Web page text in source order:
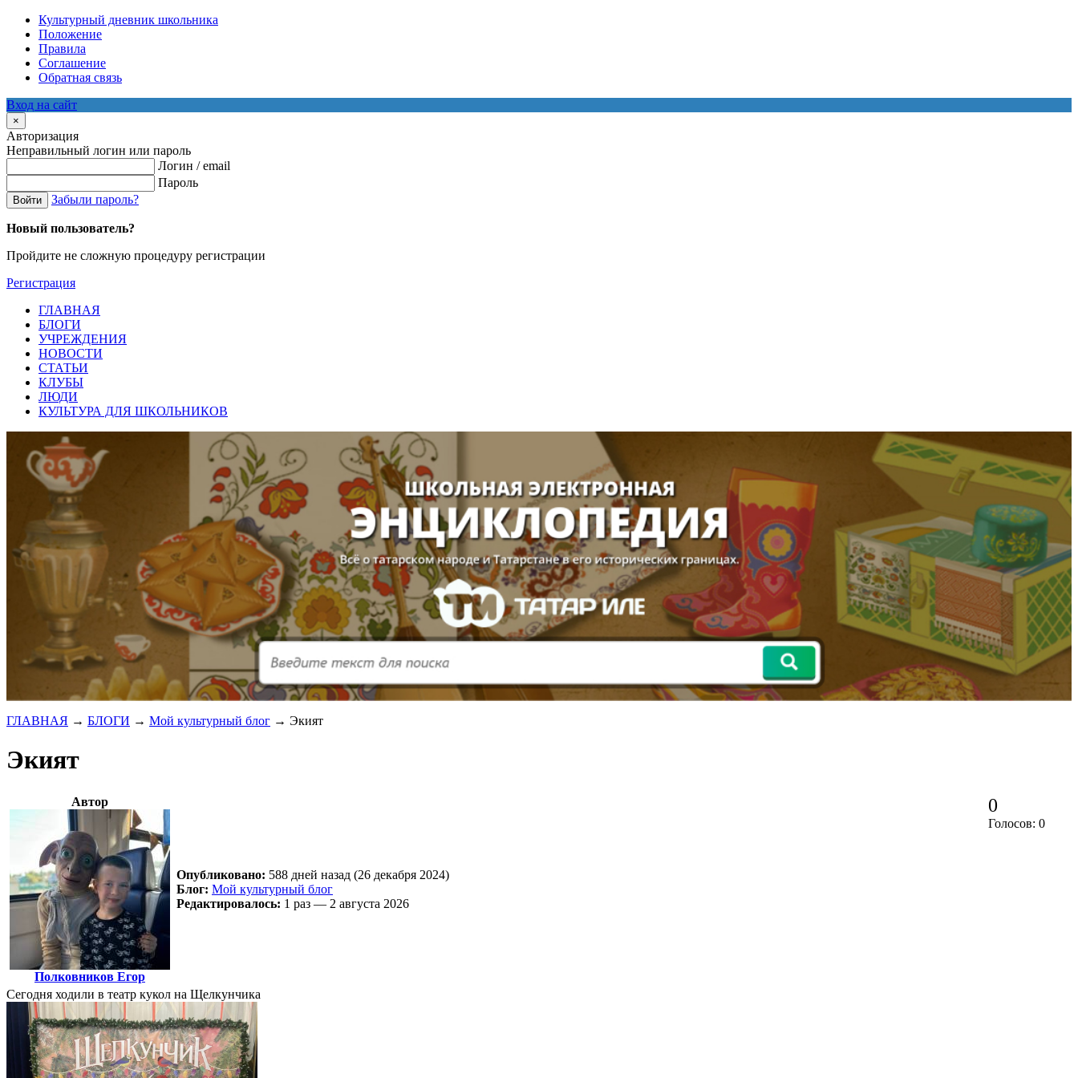
Культурный дневник школьника
Положение
Правила
Соглашение
Обратная связь
Вход на сайт
×
Авторизация
Неправильный логин или пароль
Логин / email
Пароль
Войти Забыли пароль?
Новый пользователь?
Пройдите не сложную процедуру регистрации
Регистрация
ГЛАВНАЯ
БЛОГИ
УЧРЕЖДЕНИЯ
НОВОСТИ
СТАТЬИ
КЛУБЫ
ЛЮДИ
КУЛЬТУРА ДЛЯ ШКОЛЬНИКОВ
ГЛАВНАЯ → БЛОГИ → Мой культурный блог → Экият
Экият
Автор
Полковников Егор
Опубликовано: 588 дней назад (26 декабря 2024)
Блог: Мой культурный блог
Редактировалось: 1 раз — 2 августа 2026
0
Голосов: 0
Сегодня ходили в театр кукол на Щелкунчика